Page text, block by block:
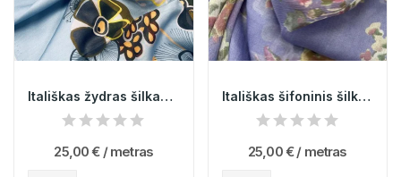
Itališkas žydras šilkas (likutis 1,8m)
25,00 € / metras
Itališkas šifoninis šilkas (likutis 1m)
25,00 € / metras